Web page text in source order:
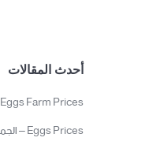
أحدث المقالات
Eggs Farm Prices – المزارع07-08-2026
Eggs Prices – الجمله07-08-2026